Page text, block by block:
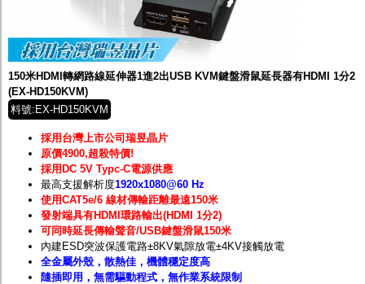
150米HDMI轉網路線延伸器1進2出USB KVM鍵盤滑鼠延長器有HDMI 1分2
(EX-HD150KVM)
料號:EX-HD150KVM
採用台灣上市公司瑞昱晶片
原價4900,超殺特價!
採用DC 5V Typc-C電源供應
最高支援解析度1920x1080@60 Hz
使用CAT5e/6 線材傳輸距離最遠150米
發射端具有HDMI環路輸出(HDMI 1分2)
可同時延長傳輸聲音/USB鍵盤滑鼠150米
內建ESD突波保護電路±8KV氣隙放電±4KV接觸放電
全金屬外殼，散熱佳，機體穩定度高
隨插即用，無需驅動程式，無作業系統限制